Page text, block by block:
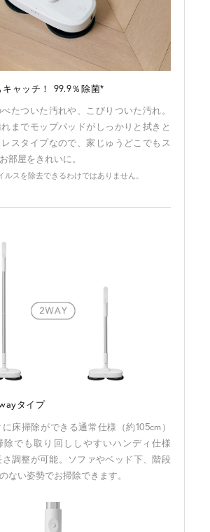
ャッチ！ 99.9％除菌*
たついた汚れや、こびりついた汚れ。
までモップパッドがしっかりと拭きと
スタイプなので、家じゅうどこでもス
部屋をきれいに。
スを除去できるわけではありません。
タイプ
床掃除ができる通常仕様（約105cm）
除でも取り回ししやすいハンディ仕様
さ調整が可能。ソファやベッド下、階段
ない姿勢でお掃除できます。